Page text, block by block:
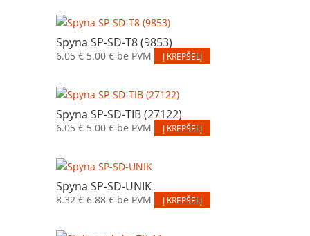
Spyna SP-SD-T8 (9853)
6.05 € 5.00 €be PVM Į KREPŠELĮ
Spyna SP-SD-TIB (27122)
6.05 € 5.00 €be PVM Į KREPŠELĮ
Spyna SP-SD-UNIK
8.32 € 6.88 €be PVM Į KREPŠELĮ